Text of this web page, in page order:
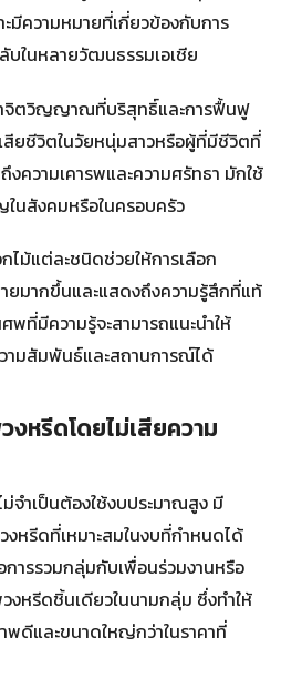
มีความหมายที่เกี่ยวข้องกับการ
บในหลายวัฒนธรรมเอเชีย
จิตวิญญาณที่บริสุทธิ์และการฟื้นฟู
สียชีวิตในวัยหนุ่มสาวหรือผู้ที่มีชีวิตที่
ความเคารพและความศรัทธา มักใช้
นสังคมหรือในครอบครัว
ไม้แต่ละชนิดช่วยให้การเลือก
ยมากขึ้นและแสดงถึงความรู้สึกที่แท้
พที่มีความรู้จะสามารถแนะนำให้
ามสัมพันธ์และสถานการณ์ได้
หรีดโดยไม่เสียความ
จำเป็นต้องใช้งบประมาณสูง มี
หรีดที่เหมาะสมในงบที่กำหนดได้
ารรวมกลุ่มกับเพื่อนร่วมงานหรือ
งหรีดชิ้นเดียวในนามกลุ่ม ซึ่งทำให้
ดีและขนาดใหญ่กว่าในราคาที่